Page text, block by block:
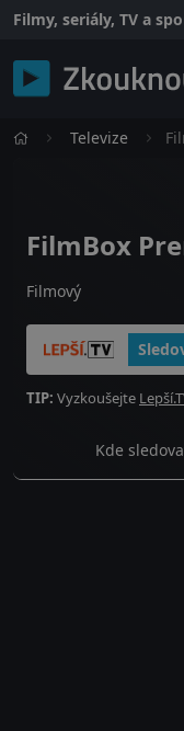
Filmy, seriály, TV a
Televize
FilmBox
Filmový
TIP: Vyzkoušejte
Kde